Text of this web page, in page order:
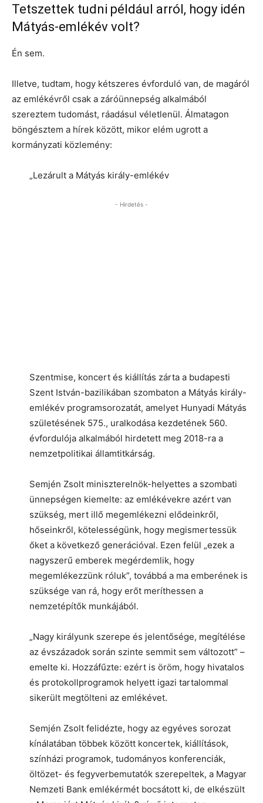
Tetszettek tudni például arról, hogy idén
Mátyás-emlékév volt?
Én sem.
Illetve, tudtam, hogy kétszeres évforduló van, de magáról
az emlékévről csak a záróünnepség alkalmából
szereztem tudomást, ráadásul véletlenül. Álmatagon
böngésztem a hírek között, mikor elém ugrott a
kormányzati közlemény:
„Lezárult a Mátyás király-emlékév
- Hirdetés -
Szentmise, koncert és kiállítás zárta a budapesti
Szent István-bazilikában szombaton a Mátyás király-
emlékév programsorozatát, amelyet Hunyadi Mátyás
születésének 575., uralkodása kezdetének 560.
évfordulója alkalmából hirdetett meg 2018-ra a
nemzetpolitikai államtitkárság.
Semjén Zsolt miniszterelnök-helyettes a szombati
ünnepségen kiemelte: az emlékévekre azért van
szükség, mert illő megemlékezni elődeinkről,
hőseinkről, kötelességünk, hogy megismertessük
őket a következő generációval. Ezen felül „ezek a
nagyszerű emberek megérdemlik, hogy
megemlékezzünk róluk”, továbbá a ma emberének is
szüksége van rá, hogy erőt meríthessen a
nemzetépítők munkájából.
„Nagy királyunk szerepe és jelentősége, megítélése
az évszázadok során szinte semmit sem változott” –
emelte ki. Hozzáfűzte: ezért is öröm, hogy hivatalos
és protokollprogramok helyett igazi tartalommal
sikerült megtölteni az emlékévet.
Semjén Zsolt felidézte, hogy az egyéves sorozat
kínálatában többek között koncertek, kiállítások,
színházi programok, tudományos konferenciák,
öltözet- és fegyverbemutatók szerepeltek, a Magyar
Nemzeti Bank emlékérmét bocsátott ki, de elkészült